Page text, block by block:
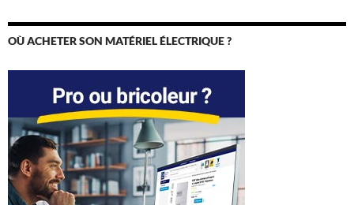
OÙ ACHETER SON MATÉRIEL ÉLECTRIQUE ?